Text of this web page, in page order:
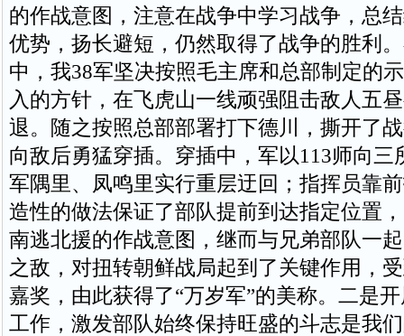
的作战意图，注意在战争中学习战争，总
优势，扬长避短，仍然取得了战争的胜利
中，我38军坚决按照毛主席和总部制定的
入的方针，在飞虎山一线顽强阻击敌人五
退。随之按照总部部署打下德川，撕开了
向敌后勇猛穿插。穿插中，军以113师向三
军隅里、凤鸣里实行重层迂回；指挥员靠
造性的做法保证了部队提前到达指定位置
南逃北援的作战意图，继而与兄弟部队一
之敌，对扭转朝鲜战局起到了关键作用，
嘉奖，由此获得了“万岁军”的美称。二是
工作，激发部队始终保持旺盛的斗志是我